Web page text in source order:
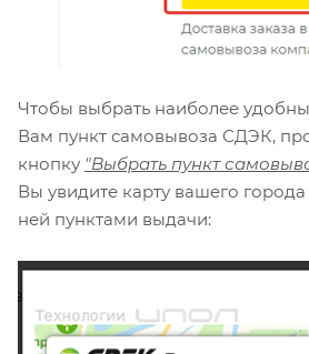
Чтобы выбрать наиболее
Вам пункт самовывоза СДЭК,
кнопку "Выбрать пункт
Вы увидите карту вашего
ней пунктами выдачи: